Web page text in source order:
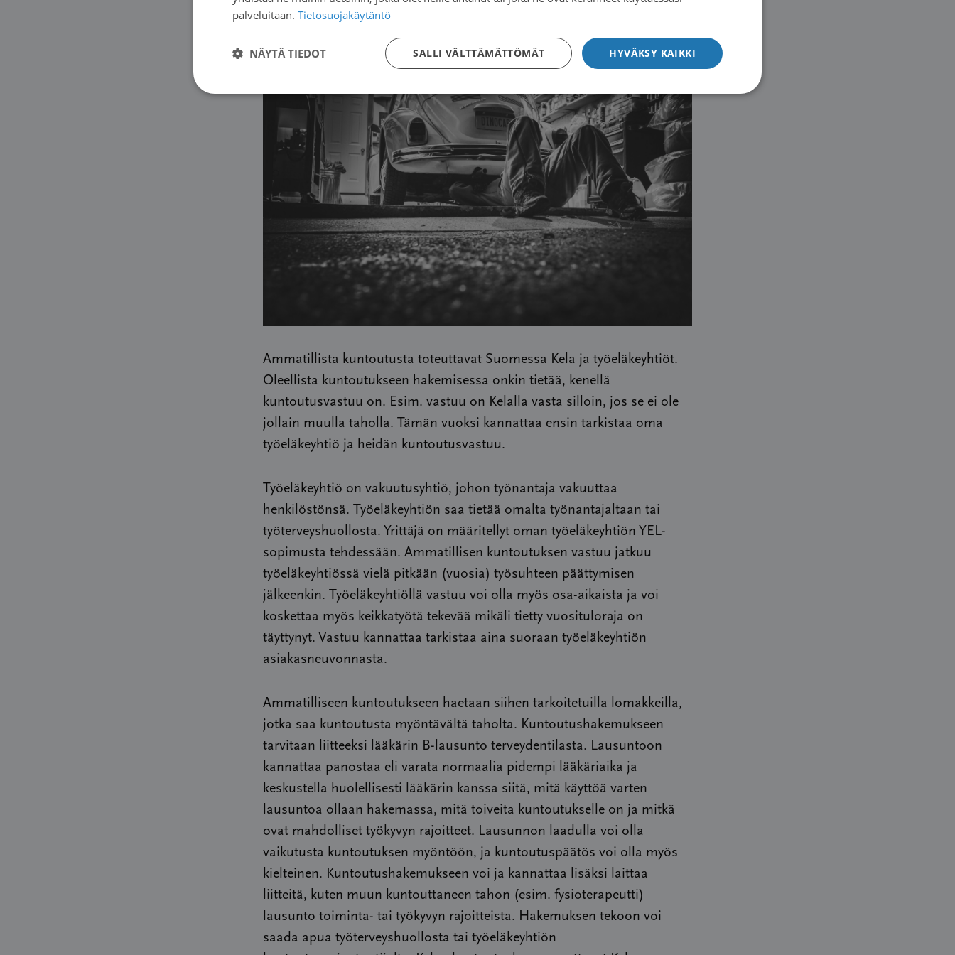
ammatilliseen kuntoutukseen.
Ammatillista kuntoutusta toteuttavat Suomessa Kela ja työeläkeyhtiöt.
Oleellista kuntoutukseen hakemisessa onkin tietää, kenellä
kuntoutusvastuu on. Esim. vastuu on Kelalla vasta silloin, jos se ei ole
jollain muulla taholla. Tämän vuoksi kannattaa ensin tarkistaa oma
työeläkeyhtiö ja heidän kuntoutusvastuu.
Työeläkeyhtiö on vakuutusyhtiö, johon työnantaja vakuuttaa
henkilöstönsä. Työeläkeyhtiön saa tietää omalta työnantajaltaan tai
työterveyshuollosta. Yrittäjä on määritellyt oman työeläkeyhtiön YEL-
sopimusta tehdessään. Ammatillisen kuntoutuksen vastuu jatkuu
työeläkeyhtiössä vielä pitkään (vuosia) työsuhteen päättymisen
jälkeenkin. Työeläkeyhtiöllä vastuu voi olla myös osa-aikaista ja voi
koskettaa myös keikkatyötä tekevää mikäli tietty vuosituloraja on
täyttynyt. Vastuu kannattaa tarkistaa aina suoraan työeläkeyhtiön
asiakasneuvonnasta.
Ammatilliseen kuntoutukseen haetaan siihen tarkoitetuilla lomakkeilla,
jotka saa kuntoutusta myöntävältä taholta. Kuntoutushakemukseen
tarvitaan liitteeksi lääkärin B-lausunto terveydentilasta. Lausuntoon
kannattaa panostaa eli varata normaalia pidempi lääkäriaika ja
keskustella huolellisesti lääkärin kanssa siitä, mitä käyttöä varten
lausuntoa ollaan hakemassa, mitä toiveita kuntoutukselle on ja mitkä
ovat mahdolliset työkyvyn rajoitteet. Lausunnon laadulla voi olla
vaikutusta kuntoutuksen myöntöön, ja kuntoutuspäätös voi olla myös
kielteinen. Kuntoutushakemukseen voi ja kannattaa lisäksi laittaa
liitteitä, kuten muun kuntouttaneen tahon (esim. fysioterapeutti)
lausunto toiminta- tai työkyvyn rajoitteista. Hakemuksen tekoon voi
saada apua työterveyshuollosta tai työeläkeyhtiön
palveluitaan. Tietosuojakäytäntö
HYVÄKSY KAIKKI
SALLI VÄLTTÄMÄTTÖMÄT
NÄYTÄ TIEDOT